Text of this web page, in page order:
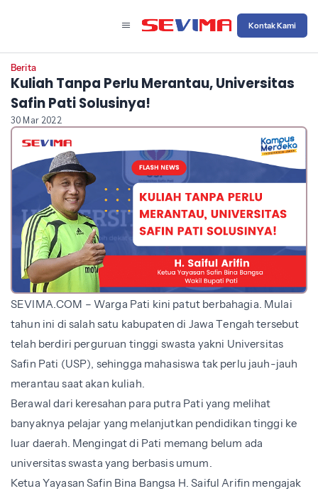
Kontak Kami
Berita
Kuliah Tanpa Perlu Merantau, Universitas
Safin Pati Solusinya!
30 Mar 2022
SEVIMA.COM – Warga Pati kini patut berbahagia. Mulai
tahun ini di salah satu kabupaten di Jawa Tengah tersebut
telah berdiri perguruan tinggi swasta yakni Universitas
Safin Pati (USP), sehingga mahasiswa tak perlu jauh-jauh
merantau saat akan kuliah.
Berawal dari keresahan para putra Pati yang melihat
banyaknya pelajar yang melanjutkan pendidikan tinggi ke
luar daerah. Mengingat di Pati memang belum ada
universitas swasta yang berbasis umum.
Ketua Yayasan Safin Bina Bangsa H. Saiful Arifin mengajak